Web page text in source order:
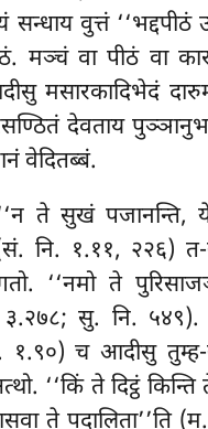
वुत्तं ‘‘भद्दपीठं
मञ्चं वा पीठं वा
मसारकादिभेदं
देवताय
वेदितब्बं.
‘‘न ते सुखं पजानन्ति,
नि. १.११, २२६)
‘‘नमो ते
३.२७८; सु. नि.
१.९०) च आदीसु
‘‘किं ते दिट्ठं
ते पदालिता’’ति